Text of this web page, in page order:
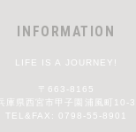
INFORMATION
LIFE IS A JOURNEY!
〒663-8165
兵庫県西宮市甲子園浦風町10-3
TEL&FAX: 0798-55-8901